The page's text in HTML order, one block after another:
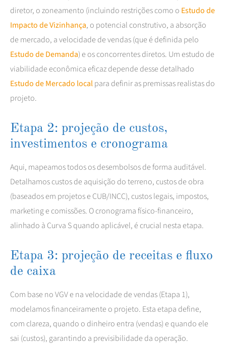
diretor, o zoneamento (incluindo restrições como o Estudo de
Impacto de Vizinhança, o potencial construtivo, a absorção
de mercado, a velocidade de vendas (que é definida pelo
Estudo de Demanda) e os concorrentes diretos. Um estudo de
viabilidade econômica eficaz depende desse detalhado
Estudo de Mercado localpara definir as premissas realistas do
projeto.
Etapa 2: projeção de custos,
investimentos e cronograma
Aqui, mapeamos todos os desembolsos de forma auditável.
Detalhamos custos de aquisição do terreno, custos de obra
(baseados em projetos e CUB/INCC), custos legais, impostos,
marketing e comissões. O cronograma físico-financeiro,
alinhado à Curva S quando aplicável, é crucial nesta etapa.
Etapa 3: projeção de receitas e fluxo
de caixa
Com base no VGV e na velocidade de vendas (Etapa 1),
modelamos financeiramente o projeto. Esta etapa define,
com clareza, quando o dinheiro entra (vendas) e quando ele
sai (custos), garantindo a previsibilidade da operação.